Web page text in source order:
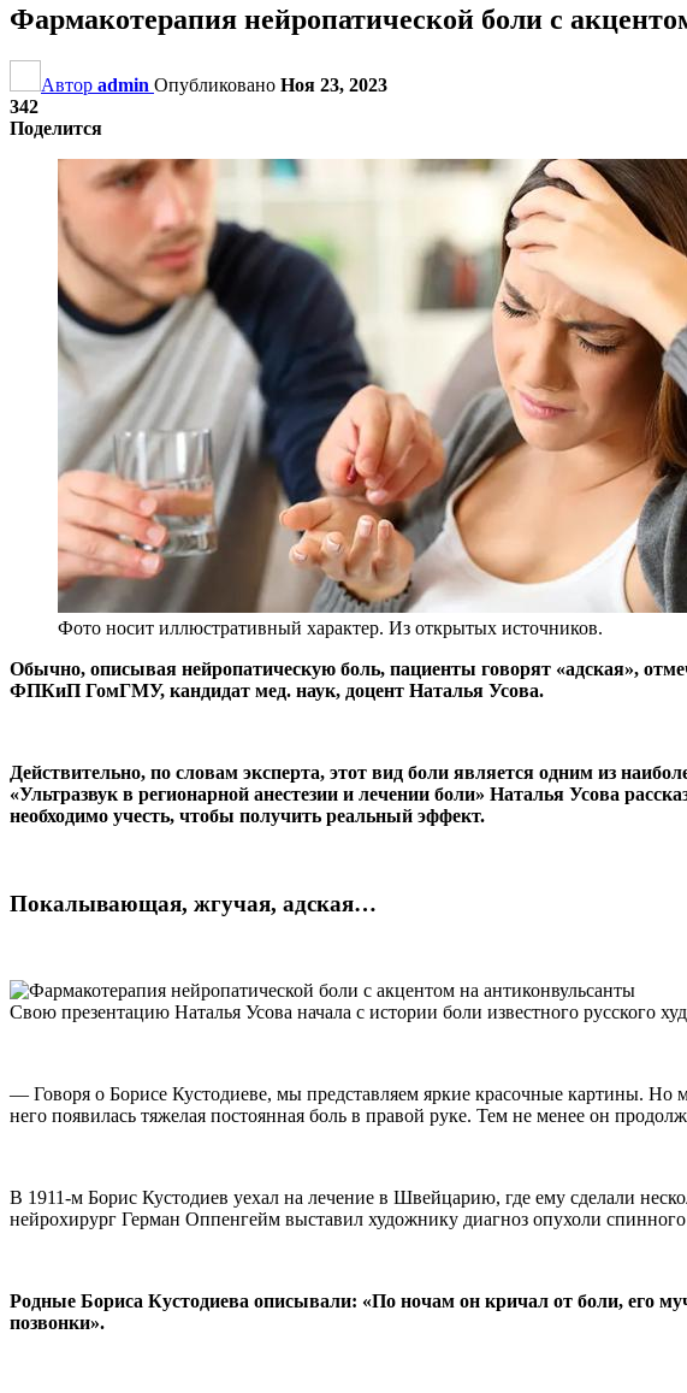
Фармакотерапия нейропатической боли с
Автор admin Опубликовано Ноя 23, 2023
342
Поделится
Фото носит иллюстративный характер. Из открытых источников.
Обычно, описывая нейропатическую боль, пациенты говорят «адская»,
ФПКиП ГомГМУ, кандидат мед. наук, доцент Наталья Усова.
Действительно, по словам эксперта, этот вид боли является одним из
«Ультразвук в регионарной анестезии и лечении боли» Наталья Усова
необходимо учесть, чтобы получить реальный эффект.
Покалывающая, жгучая, адская…
Cвою презентацию Наталья Усова начала с истории боли известного русского
— Говоря о Борисе Кустодиеве, мы представляем яркие красочные картины. Но
него появилась тяжелая постоянная боль в правой руке. Тем не менее он
В 1911-м Борис Кустодиев уехал на лечение в Швейцарию, где ему сделали
нейрохирург Герман Оппенгейм выставил художнику диагноз опухоли
Родные Бориса Кустодиева описывали: «По ночам он кричал от боли, его
позвонки».